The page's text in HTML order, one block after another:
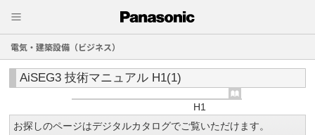
電気・建築設備（ビジネス）
AiSEG3 技術マニュアル H1(1)
H1
お探しのページはデジタルカタログでご覧いただけます。